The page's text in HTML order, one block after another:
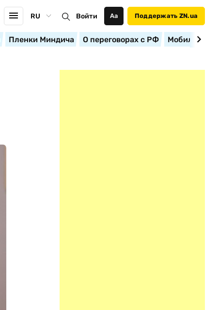
RU Войти Аа Поддержать ZN.ua
Пленки Миндича О переговорах с РФ